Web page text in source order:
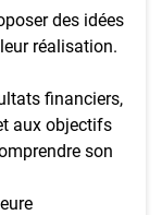
des idées
réalisation.
financiers,
aux objectifs
son